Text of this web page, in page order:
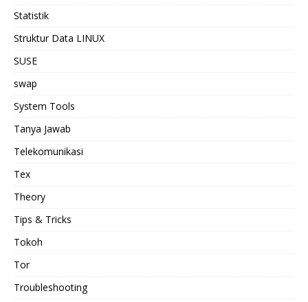
Statistik
Struktur Data LINUX
SUSE
swap
System Tools
Tanya Jawab
Telekomunikasi
Tex
Theory
Tips & Tricks
Tokoh
Tor
Troubleshooting